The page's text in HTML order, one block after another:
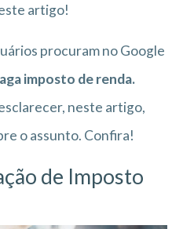
artigo!
procuram no Google
imposto de renda.
neste artigo,
o assunto. Confira!
de Imposto